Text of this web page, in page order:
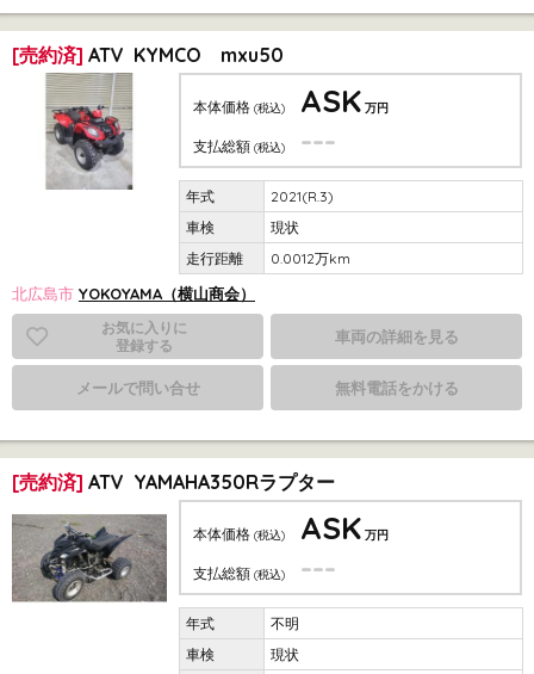
[売約済] ATV KYMCO mxu50
本体価格 (税込) ASK 万円
支払総額 (税込) ---
2021(R.3)
現状
0.0012万km
北広島市 YOKOYAMA（横山商会）
お気に入りに
登録する
車両の詳細を見る
メールで問い合せ 無料電話をかける
[売約済] ATV YAMAHA350Rラプター
本体価格 (税込) ASK 万円
支払総額 (税込) ---
不明
現状